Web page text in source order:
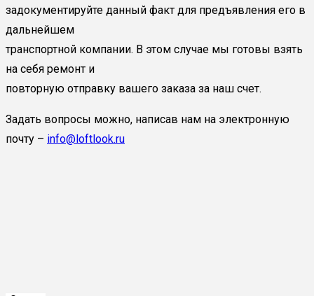
задокументируйте данный факт для предъявления его в
дальнейшем
транспортной компании. В этом случае мы готовы взять
на себя ремонт и
повторную отправку вашего заказа за наш счет.
Задать вопросы можно, написав нам на электронную
почту – info@loftlook.ru